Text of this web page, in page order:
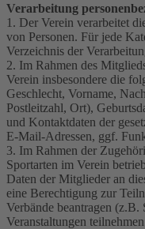
Verarbeitung
1. Der Verein verarbeitet
von Personen. Für jede
Verzeichnis der
2. Im Rahmen des
Verein insbesondere die
Geschlecht, Vorname,
Postleitzahl, Ort),
und Kontaktdaten der
E-Mail-Adressen, ggf.
3. Im Rahmen der
Sportarten im Verein
Daten der Mitglieder an
eine Berechtigung zur
Verbände beantragen
Veranstaltungen